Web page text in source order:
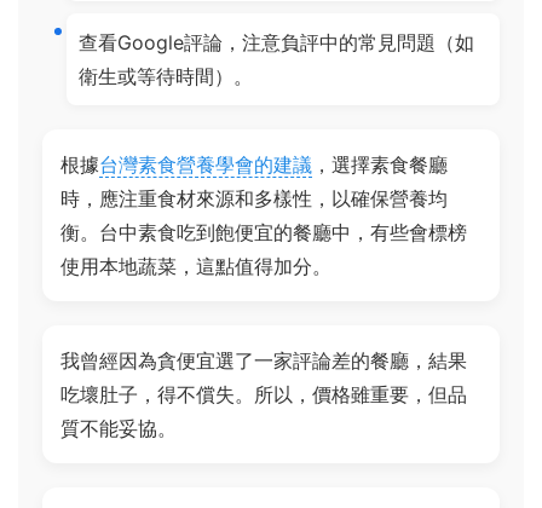
查看Google評論，注意負評中的常見問題（如
衛生或等待時間）。
根據台灣素食營養學會的建議 ，選擇素食餐廳
時，應注重食材來源和多樣性，以確保營養均
衡。台中素食吃到飽便宜的餐廳中，有些會標榜
使用本地蔬菜，這點值得加分。
我曾經因為貪便宜選了一家評論差的餐廳，結果
吃壞肚子，得不償失。所以，價格雖重要，但品
質不能妥協。